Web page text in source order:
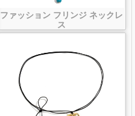
ファッション フリンジ ネックレ
ス